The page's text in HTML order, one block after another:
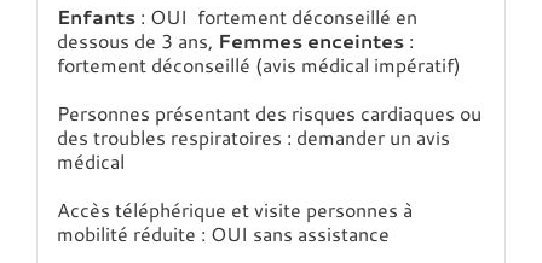
Enfants : OUI fortement déconseillé en
dessous de 3 ans, Femmes enceintes :
fortement déconseillé (avis médical impératif)
Personnes présentant des risques cardiaques ou
des troubles respiratoires : demander un avis
médical
Accès téléphérique et visite personnes à
mobilité réduite : OUI sans assistance